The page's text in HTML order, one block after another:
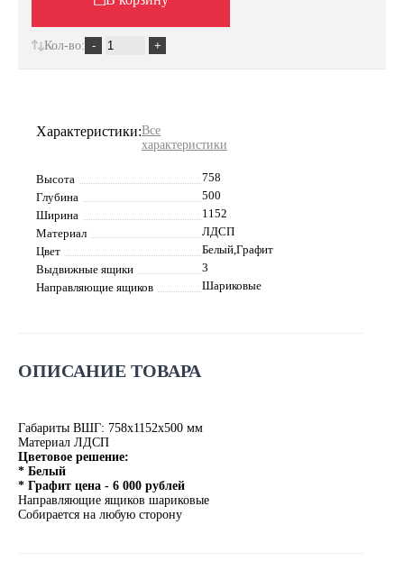
Характеристики:Все
характеристики
Высота
758
Глубина
500
Ширина
1152
Материал
ЛДСП
Цвет
Белый,Графит
Выдвижные ящики
3
Направляющие ящиков
Шариковые
ОПИСАНИЕ ТОВАРА
Габариты ВШГ: 758х1152х500 мм
Материал ЛДСП
Цветовое решение:
* Белый
* Графит цена - 6 000 рублей
Направляющие ящиков шариковые
Собирается на любую сторону
Кол-во: